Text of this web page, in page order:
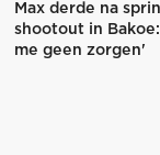
Max derde na
shootout in
me geen zorgen'